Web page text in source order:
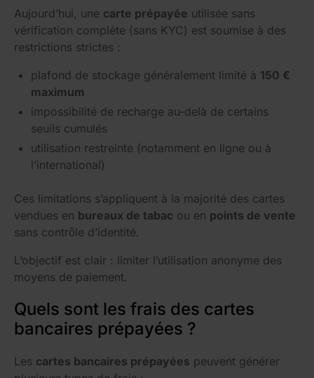
Aujourd’hui, une carte prépayée utilisée sans
vérification complète (sans KYC) est soumise à des
restrictions strictes :
plafond de stockage généralement limité à 150 €
maximum
impossibilité de recharge au-delà de certains
seuils cumulés
utilisation restreinte (notamment en ligne ou à
l’international)
Ces limitations s’appliquent à la majorité des cartes
vendues en bureaux de tabac ou en points de vente
sans contrôle d’identité.
L’objectif est clair : limiter l’utilisation anonyme des
moyens de paiement.
Quels sont les frais des cartes
bancaires prépayées ?
Les cartes bancaires prépayées peuvent générer